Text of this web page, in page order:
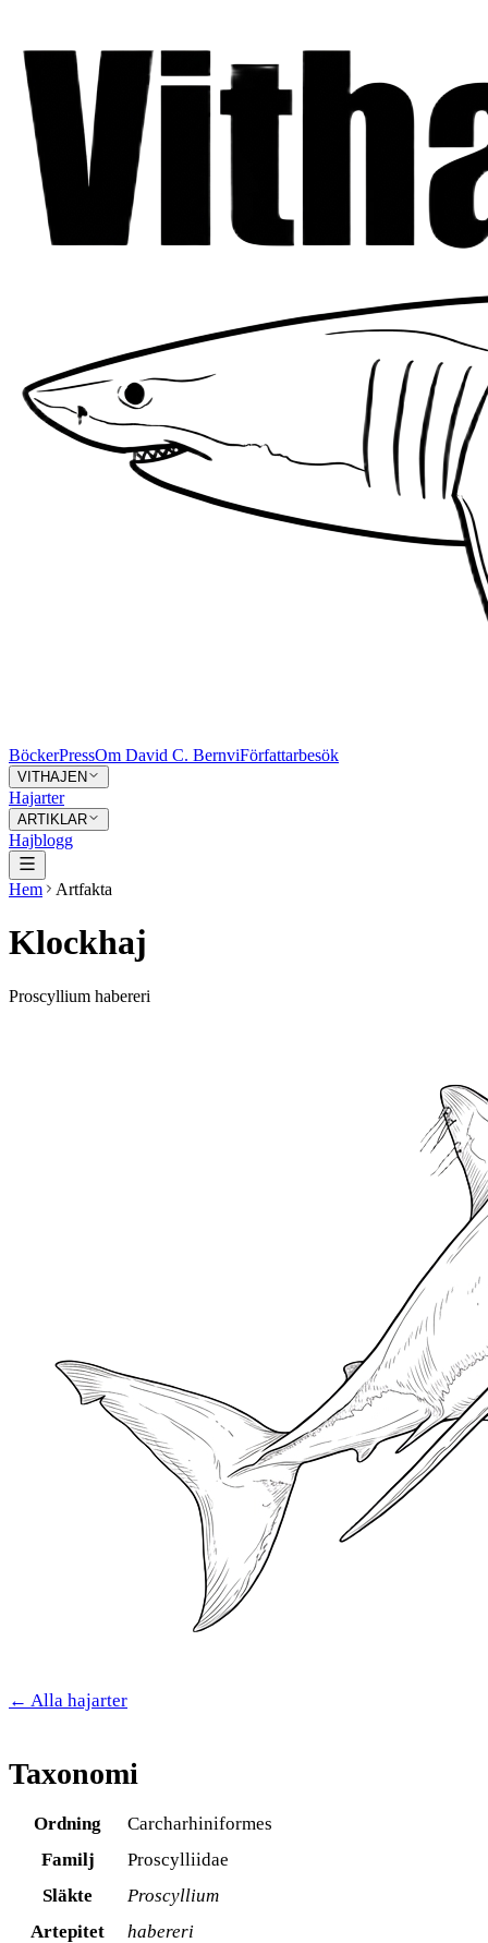
BöckerPressOm David C. BernviFörfattarbesök
VITHAJEN
Hajarter
ARTIKLAR
Hajblogg
Hem Artfakta
Klockhaj
Proscyllium habereri
← Alla hajarter
Taxonomi
Ordning
Carcharhiniformes
Familj
Proscylliidae
Släkte
Proscyllium
Artepitet
habereri